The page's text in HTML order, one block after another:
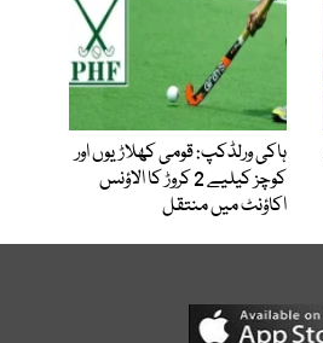
ہاکی ورلڈکپ: قومی کھلاڑیوں اور
کوچز کیلیے 2 کروڑ کا الاؤنس
اکاؤنٹ میں منتقل